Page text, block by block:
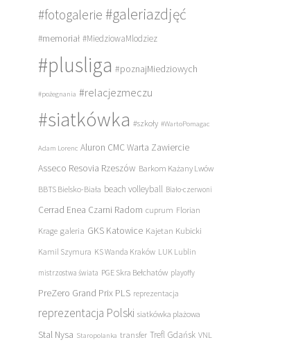
#fotogalerie #galeriazdjęć
#memoriał #MiedziowaMlodziez
#plusliga #poznajMiedziowych
#pożegnania #relacjezmeczu
#siatkówka #szkoły #WartoPomagac
Adam Lorenc Aluron CMC Warta Zawiercie
Asseco Resovia Rzeszów Barkom Każany Lwów
BBTS Bielsko-Biała beach volleyball Biało-czerwoni
Cerrad Enea Czarni Radom cuprum Florian
Krage galeria GKS Katowice Kajetan Kubicki
Kamil Szymura KS Wanda Kraków LUK Lublin
mistrzostwa świata PGE Skra Bełchatów playoffy
PreZero Grand Prix PLS reprezentacja
reprezentacja Polski siatkówka plażowa
Stal Nysa Staropolanka transfer Trefl Gdańsk VNL